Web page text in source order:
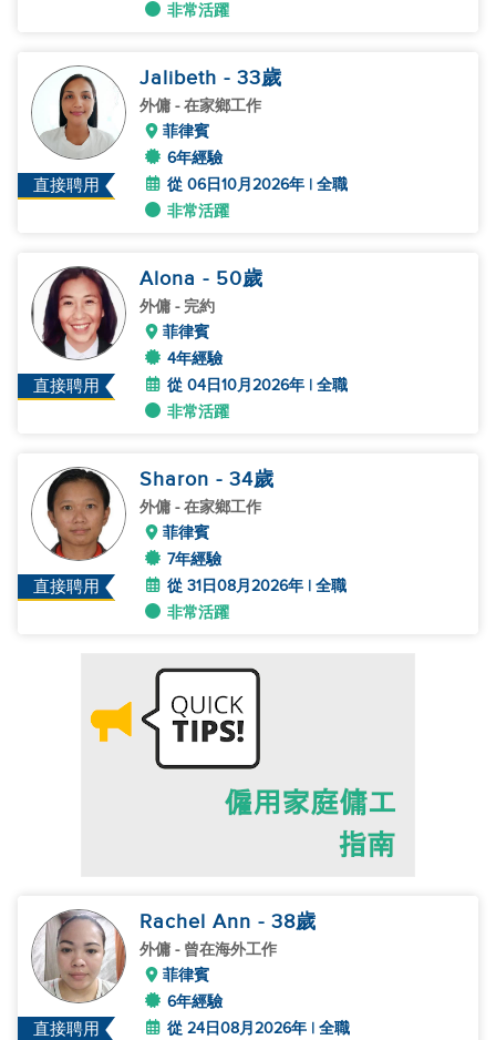
非常活躍
直接聘用
Jalibeth - 33歲
外傭 - 在家鄉工作
菲律賓
6年經驗
從 06日10月2026年 | 全職
非常活躍
直接聘用
Alona - 50歲
外傭 - 完約
菲律賓
4年經驗
從 04日10月2026年 | 全職
非常活躍
直接聘用
Sharon - 34歲
外傭 - 在家鄉工作
菲律賓
7年經驗
從 31日08月2026年 | 全職
非常活躍
直接聘用
Rachel Ann - 38歲
外傭 - 曾在海外工作
菲律賓
6年經驗
從 24日08月2026年 | 全職